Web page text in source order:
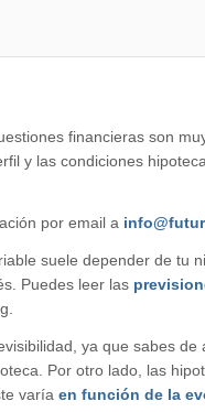
financieras son
y las condiciones
por email a
suele depender de tu
Puedes leer las
ya que sabes de
Por otro lado, las
varía en función de la